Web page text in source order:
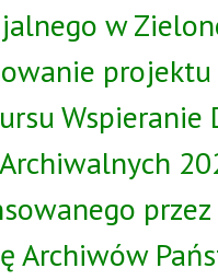
w
Wspieranie
Archiwalnych
Archiwów